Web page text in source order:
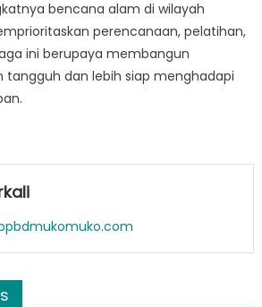
bencana alam di wilayah
perencanaan, pelatihan,
ini berupaya membangun
tangguh dan lebih siap menghadapi